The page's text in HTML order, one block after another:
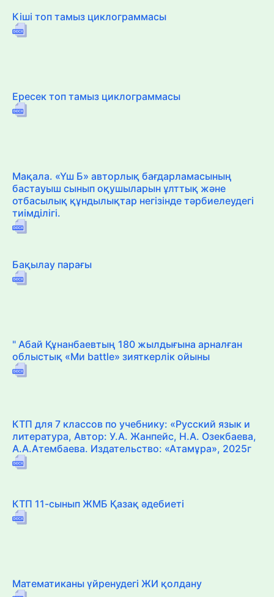
Кіші топ тамыз циклограммасы
Ересек топ тамыз циклограммасы
Мақала. «Үш Б» авторлық бағдарламасының
бастауыш сынып оқушыларын ұлттық және
отбасылық құндылықтар негізінде тәрбиелеудегі
тиімділігі.
Бақылау парағы
" Абай Құнанбаевтың 180 жылдығына арналған
облыстық «Ми battle» зияткерлік ойыны
КТП для 7 классов по учебнику: «Русский язык и
литература, Автор: У.А. Жанпейс, Н.А. Озекбаева,
А.А.Атембаева. Издательство: «Атамұра», 2025г
КТП 11-сынып ЖМБ Қазақ әдебиеті
Математиканы үйренудегі ЖИ қолдану